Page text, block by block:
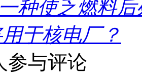
一种使乏燃料
于核电厂？
参与评论